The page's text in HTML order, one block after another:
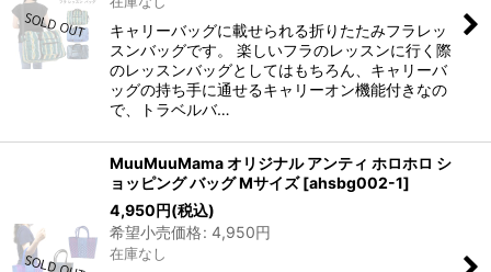
キャリーバッグに載せられる折りたたみフラレッ
スンバッグです。 楽しいフラのレッスンに行く際
のレッスンバッグとしてはもちろん、キャリーバ
ッグの持ち手に通せるキャリーオン機能付きなの
で、トラベルバ…
MuuMuuMama オリジナル アンティ ホロホロ シ
ョッピング バッグ Mサイズ [ahsbg002-1]
4,950円(税込)
希望小売価格: 4,950円
在庫なし